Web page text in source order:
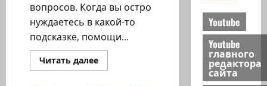
вопросов. Когда вы остро
нуждаетесь в какой-то
подсказке, помощи...
Читать далееПрочитать
больше
Youtube
Youtube
главного
редактора
сайта